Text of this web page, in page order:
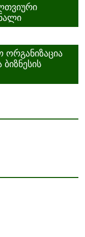
ორგანიზაცია